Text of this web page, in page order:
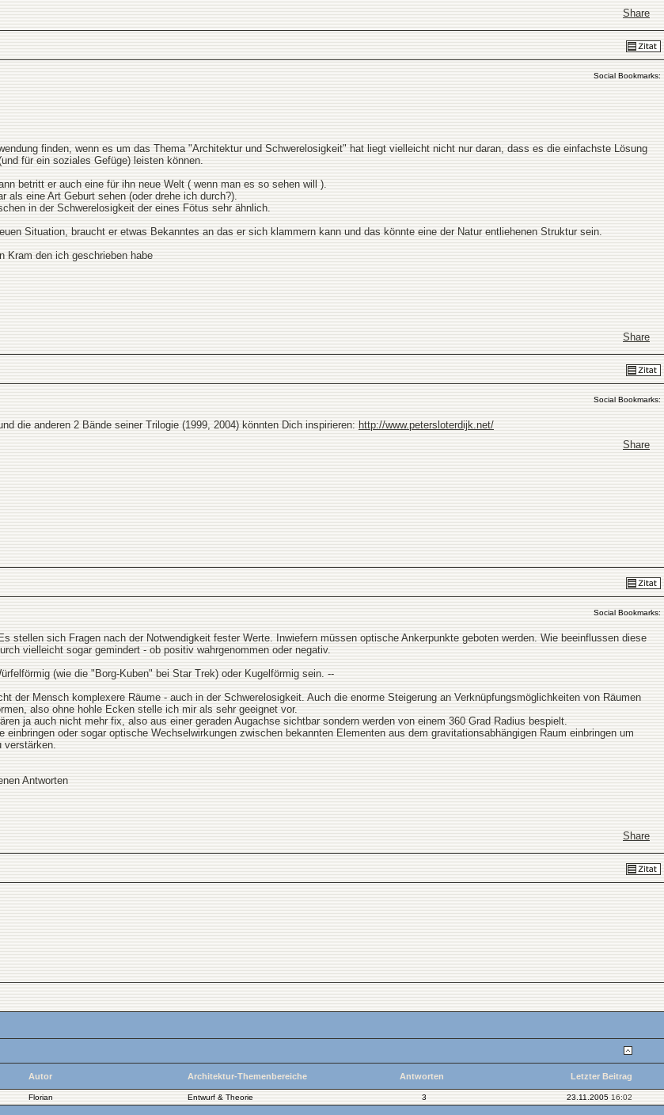
Share
Social Bookmarks:
finden, wenn es um das Thema "Architektur und Schwerelosigkeit" hat liegt vielleicht nicht nur daran, dass es die einfachste Lösung
für ein soziales Gefüge) leisten können.
betritt er auch eine für ihn neue Welt ( wenn man es so sehen will ).
als eine Art Geburt sehen (oder drehe ich durch?).
in der Schwerelosigkeit der eines Fötus sehr ähnlich.
Situation, braucht er etwas Bekanntes an das er sich klammern kann und das könnte eine der Natur entliehenen Struktur sein.
Kram den ich geschrieben habe
Share
Social Bookmarks:
die anderen 2 Bände seiner Trilogie (1999, 2004) könnten Dich inspirieren: http://www.petersloterdijk.net/
Share
Social Bookmarks:
stellen sich Fragen nach der Notwendigkeit fester Werte. Inwiefern müssen optische Ankerpunkte geboten werden. Wie beeinflussen diese
vielleicht sogar gemindert - ob positiv wahrgenommen oder negativ.
(wie die "Borg-Kuben" bei Star Trek) oder Kugelförmig sein. --
der Mensch komplexere Räume - auch in der Schwerelosigkeit. Auch die enorme Steigerung an Verknüpfungsmöglichkeiten von Räumen
also ohne hohle Ecken stelle ich mir als sehr geeignet vor.
ja auch nicht mehr fix, also aus einer geraden Augachse sichtbar sondern werden von einem 360 Grad Radius bespielt.
oder sogar optische Wechselwirkungen zwischen bekannten Elementen aus dem gravitationsabhängigen Raum einbringen um
verstärken.
Antworten
Share
Autor Architektur-Themenbereiche Antworten Letzter Beitrag
Florian Entwurf & Theorie 3 23.11.2005 16:02